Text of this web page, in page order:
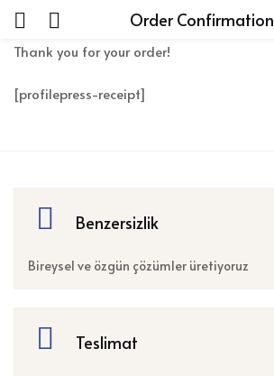
Order Confirmation
Thank you for your order!
[profilepress-receipt]
Benzersizlik
Bireysel ve özgün çözümler üretiyoruz
Teslimat